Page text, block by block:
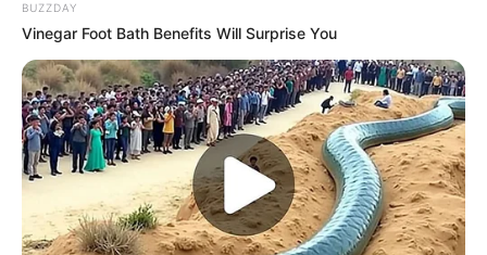
Categories
All
Köstliches Omlett Rezept Deutsch wie von
Oma – dein neues Lieblingsgericht
Genuss pur: Rindsrouladen Rezept schnell
gemacht jetzt testen!
BUZZDAY
Vinegar Foot Bath Benefits Will Surprise You